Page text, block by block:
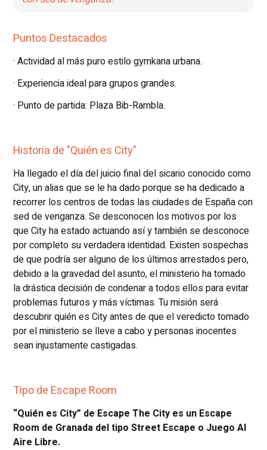
Puntos Destacados
· Actividad al más puro estilo gymkana urbana.
· Experiencia ideal para grupos grandes.
· Punto de partida: Plaza Bib-Rambla.
Historia de "Quién es City"
Ha llegado el día del juicio final del sicario conocido como
City, un alias que se le ha dado porque se ha dedicado a
recorrer los centros de todas las ciudades de España con
sed de venganza. Se desconocen los motivos por los
que City ha estado actuando así y también se desconoce
por completo su verdadera identidad. Existen sospechas
de que podría ser alguno de los últimos arrestados pero,
debido a la gravedad del asunto, el ministerio ha tomado
la drástica decisión de condenar a todos ellos para evitar
problemas futuros y más víctimas. Tu misión será
descubrir quién es City antes de que el veredicto tomado
por el ministerio se lleve a cabo y personas inocentes
sean injustamente castigadas.
Tipo de Escape Room
“Quién es City” de Escape The City es un Escape
Room de Granada del tipo Street Escape o Juego Al
Aire Libre.